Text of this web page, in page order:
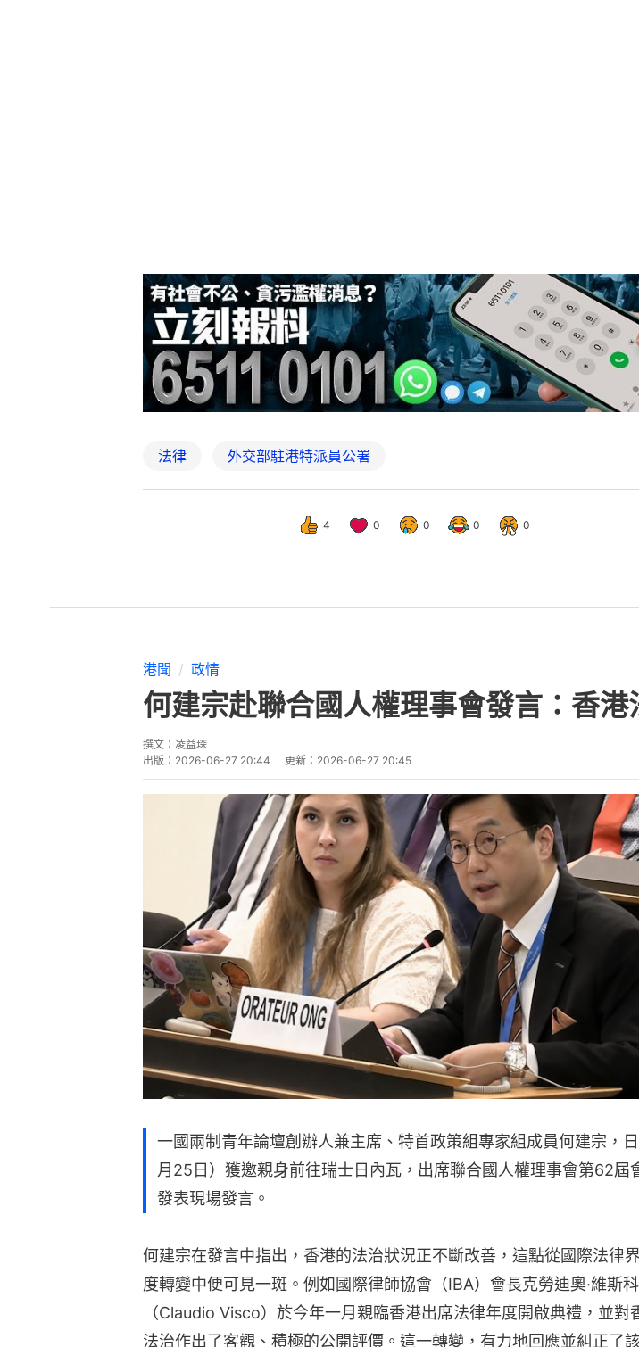
法律 外交部駐港特派員公署
4 0 0 0 0
港聞 政情
何建宗赴聯合國人權理事會發言：香
撰文： 凌益琛
出版： 2026-06-27 20:44 更新： 2026-06-27 20:45
一國兩制青年論壇創辦人兼主席、特首政策組專家組成員何建宗，
月25日）獲邀親身前往瑞士日內瓦，出席聯合國人權理事會第62屆
發表現場發言。
何建宗在發言中指出，香港的法治狀況正不斷改善，這點從國際法律
度轉變中便可見一斑。例如國際律師協會（IBA）會長克勞迪奧·維斯科
（Claudio Visco）於今年一月親臨香港出席法律年度開啟典禮，並對
法治作出了客觀、積極的公開評價。這一轉變，有力地回應並糾正了